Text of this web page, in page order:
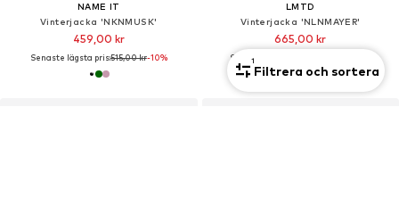
NAME IT
Vinterjacka 'NKNMUSK'
459,00 kr
Senaste lägsta pris:515,00 kr-10%
LMTD
Vinterjacka 'NLNMAYER'
665,00 kr
Senaste lägsta pris:
1
Filtrera och sortera